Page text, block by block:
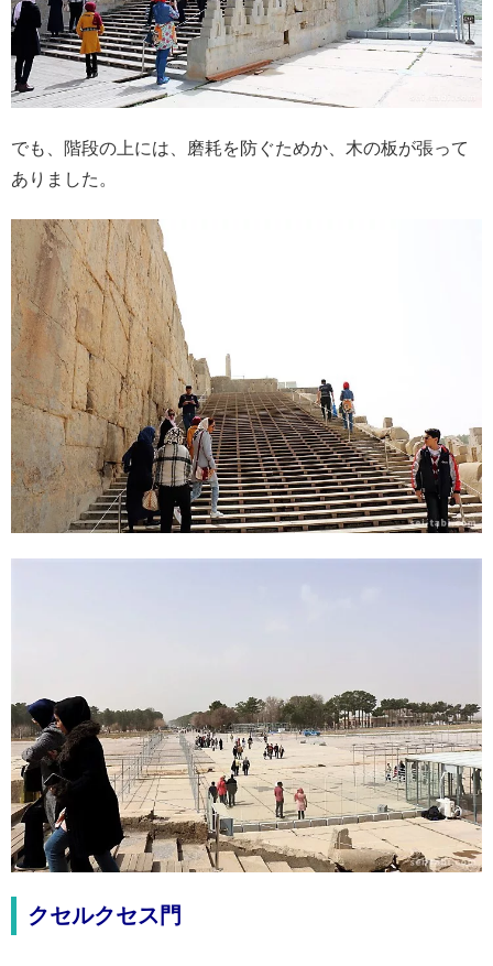
でも、階段の上には、磨耗を防ぐためか、木の板が張って
ありました。
クセルクセス門